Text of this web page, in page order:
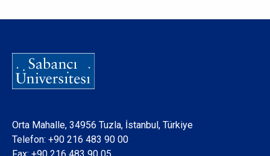
Orta Mahalle, 34956 Tuzla, İstanbul, Türkiye
Telefon: +90 216 483 90 00